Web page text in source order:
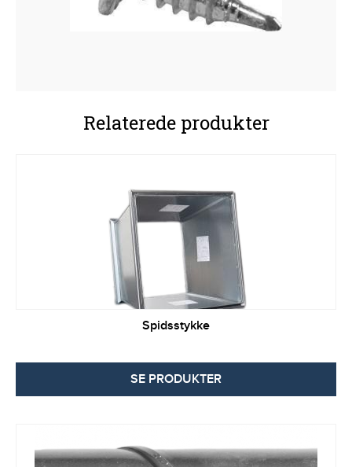
Relaterede produkter
Spidsstykke
SE PRODUKTER